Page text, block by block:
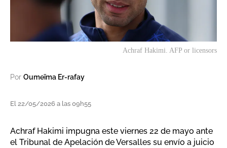
Achraf Hakimi. AFP or licensors
Por Oumeïma Er-rafay
El 22/05/2026 a las 09h55
Achraf Hakimi impugna este viernes 22 de mayo ante
el Tribunal de Apelación de Versalles su envío a juicio